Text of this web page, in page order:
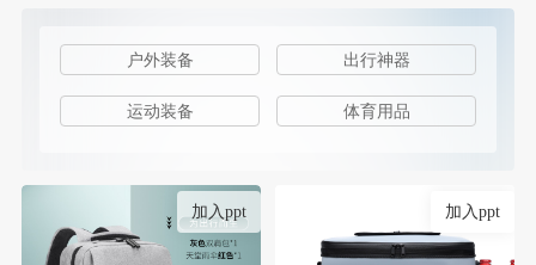
户外装备 出行神器
运动装备 体育用品
加入ppt 加入ppt